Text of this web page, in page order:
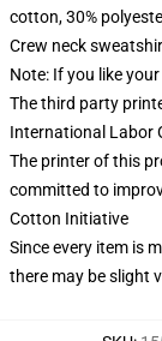
cotton, 30%
Crew neck
Note: If you like
The third party
International Labor
The printer of this
committed to
Cotton Initiative
Since every item is
there may be slight